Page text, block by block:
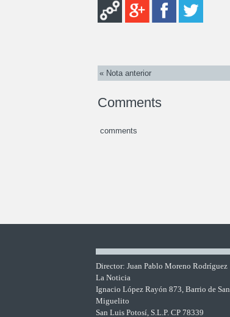
« Nota anterior
Comments
comments
Director: Juan Pablo Moreno Rodríguez
La Noticia
Ignacio López Rayón 873, Barrio de San
Miguelito
San Luis Potosí, S.L.P. CP 78339